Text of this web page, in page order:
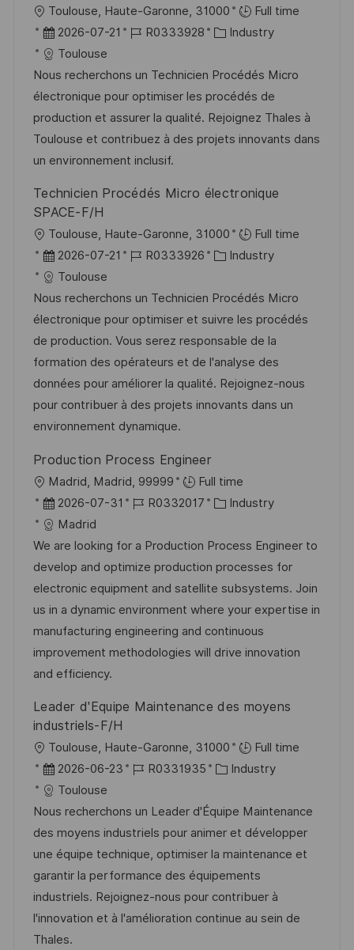
r
ö
f
f
e
n
t
l
i
c
h
u
n
g
O
r
t
Toulouse, Haute-Garonne, 31000
Full time
D
a
t
u
m
d
e
V
ö
f
h
u
n
g
2026-07-21
J
b
-
I
D
R0333928
K
t
e
g
o
e
Industry
Toulouse
Nous recherchons un Technicien Procédés Micro
électronique pour optimiser les procédés de
production et assurer la qualité. Rejoignez Thales à
Toulouse et contribuez à des projets innovants dans
un environnement inclusif.
Technicien Procédés Micro électronique
SPACE-F/H
O
r
t
Toulouse, Haute-Garonne, 31000
Full time
D
a
t
u
m
d
e
r
V
r
ö
f
f
e
n
t
l
i
c
h
u
n
g
2026-07-21
J
b
-
I
D
R0333926
K
t
e
g
o
r
i
Industry
Toulouse
Nous recherchons un Technicien Procédés Micro
électronique pour optimiser et suivre les procédés
de production. Vous serez responsable de la
formation des opérateurs et de l'analyse des
données pour améliorer la qualité. Rejoignez-nous
pour contribuer à des projets innovants dans un
environnement dynamique.
Production Process Engineer
O
r
t
Madrid, Madrid, 99999
Full time
D
a
t
u
m
d
e
r
V
r
f
e
2026-07-31
J
b
-
I
D
R0332017
K
t
e
g
o
r
i
Industry
Madrid
We are looking for a Production Process Engineer to
develop and optimize production processes for
electronic equipment and satellite subsystems. Join
us in a dynamic environment where your expertise in
manufacturing engineering and continuous
improvement methodologies will drive innovation
and efficiency.
Leader d'Equipe Maintenance des moyens
industriels-F/H
O
r
t
Toulouse, Haute-Garonne, 31000
Full time
D
a
t
u
m
d
e
r
V
2026-06-23
J
b
-
I
D
R0331935
K
t
e
g
o
r
i
Industry
Toulouse
Nous recherchons un Leader d'Équipe Maintenance
des moyens industriels pour animer et développer
une équipe technique, optimiser la maintenance et
garantir la performance des équipements
industriels. Rejoignez-nous pour contribuer à
l'innovation et à l'amélioration continue au sein de
Thales.